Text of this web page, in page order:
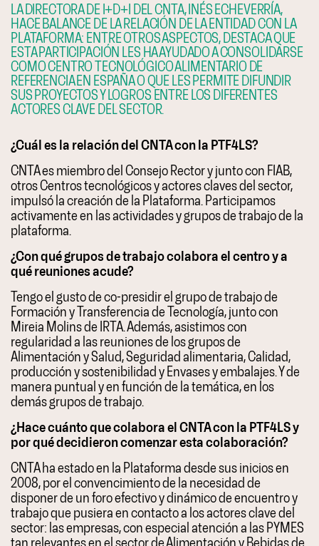
LA DIRECTORA DE I+D+I DEL CNTA, INÉS ECHEVERRÍA,
HACE BALANCE DE LA RELACIÓN DE LA ENTIDAD CON LA
PLATAFORMA: ENTRE OTROS ASPECTOS, DESTACA QUE
ESTA PARTICIPACIÓN LES HA AYUDADO A CONSOLIDARSE
COMO CENTRO TECNOLÓGICO ALIMENTARIO DE
REFERENCIA EN ESPAÑA O QUE LES PERMITE DIFUNDIR
SUS PROYECTOS Y LOGROS ENTRE LOS DIFERENTES
ACTORES CLAVE DEL SECTOR.
¿Cuál es la relación del CNTA con la PTF4LS?
CNTA es miembro del Consejo Rector y junto con FIAB,
otros Centros tecnológicos y actores claves del sector,
impulsó la creación de la Plataforma. Participamos
activamente en las actividades y grupos de trabajo de la
plataforma.
¿Con qué grupos de trabajo colabora el centro y a
qué reuniones acude?
Tengo el gusto de co-presidir el grupo de trabajo de
Formación y Transferencia de Tecnología, junto con
Mireia Molins de IRTA. Además, asistimos con
regularidad a las reuniones de los grupos de
Alimentación y Salud, Seguridad alimentaria, Calidad,
producción y sostenibilidad y Envases y embalajes. Y de
manera puntual y en función de la temática, en los
demás grupos de trabajo.
¿Hace cuánto que colabora el CNTA con la PTF4LS y
por qué decidieron comenzar esta colaboración?
CNTA ha estado en la Plataforma desde sus inicios en
2008, por el convencimiento de la necesidad de
disponer de un foro efectivo y dinámico de encuentro y
trabajo que pusiera en contacto a los actores clave del
sector: las empresas, con especial atención a las PYMES